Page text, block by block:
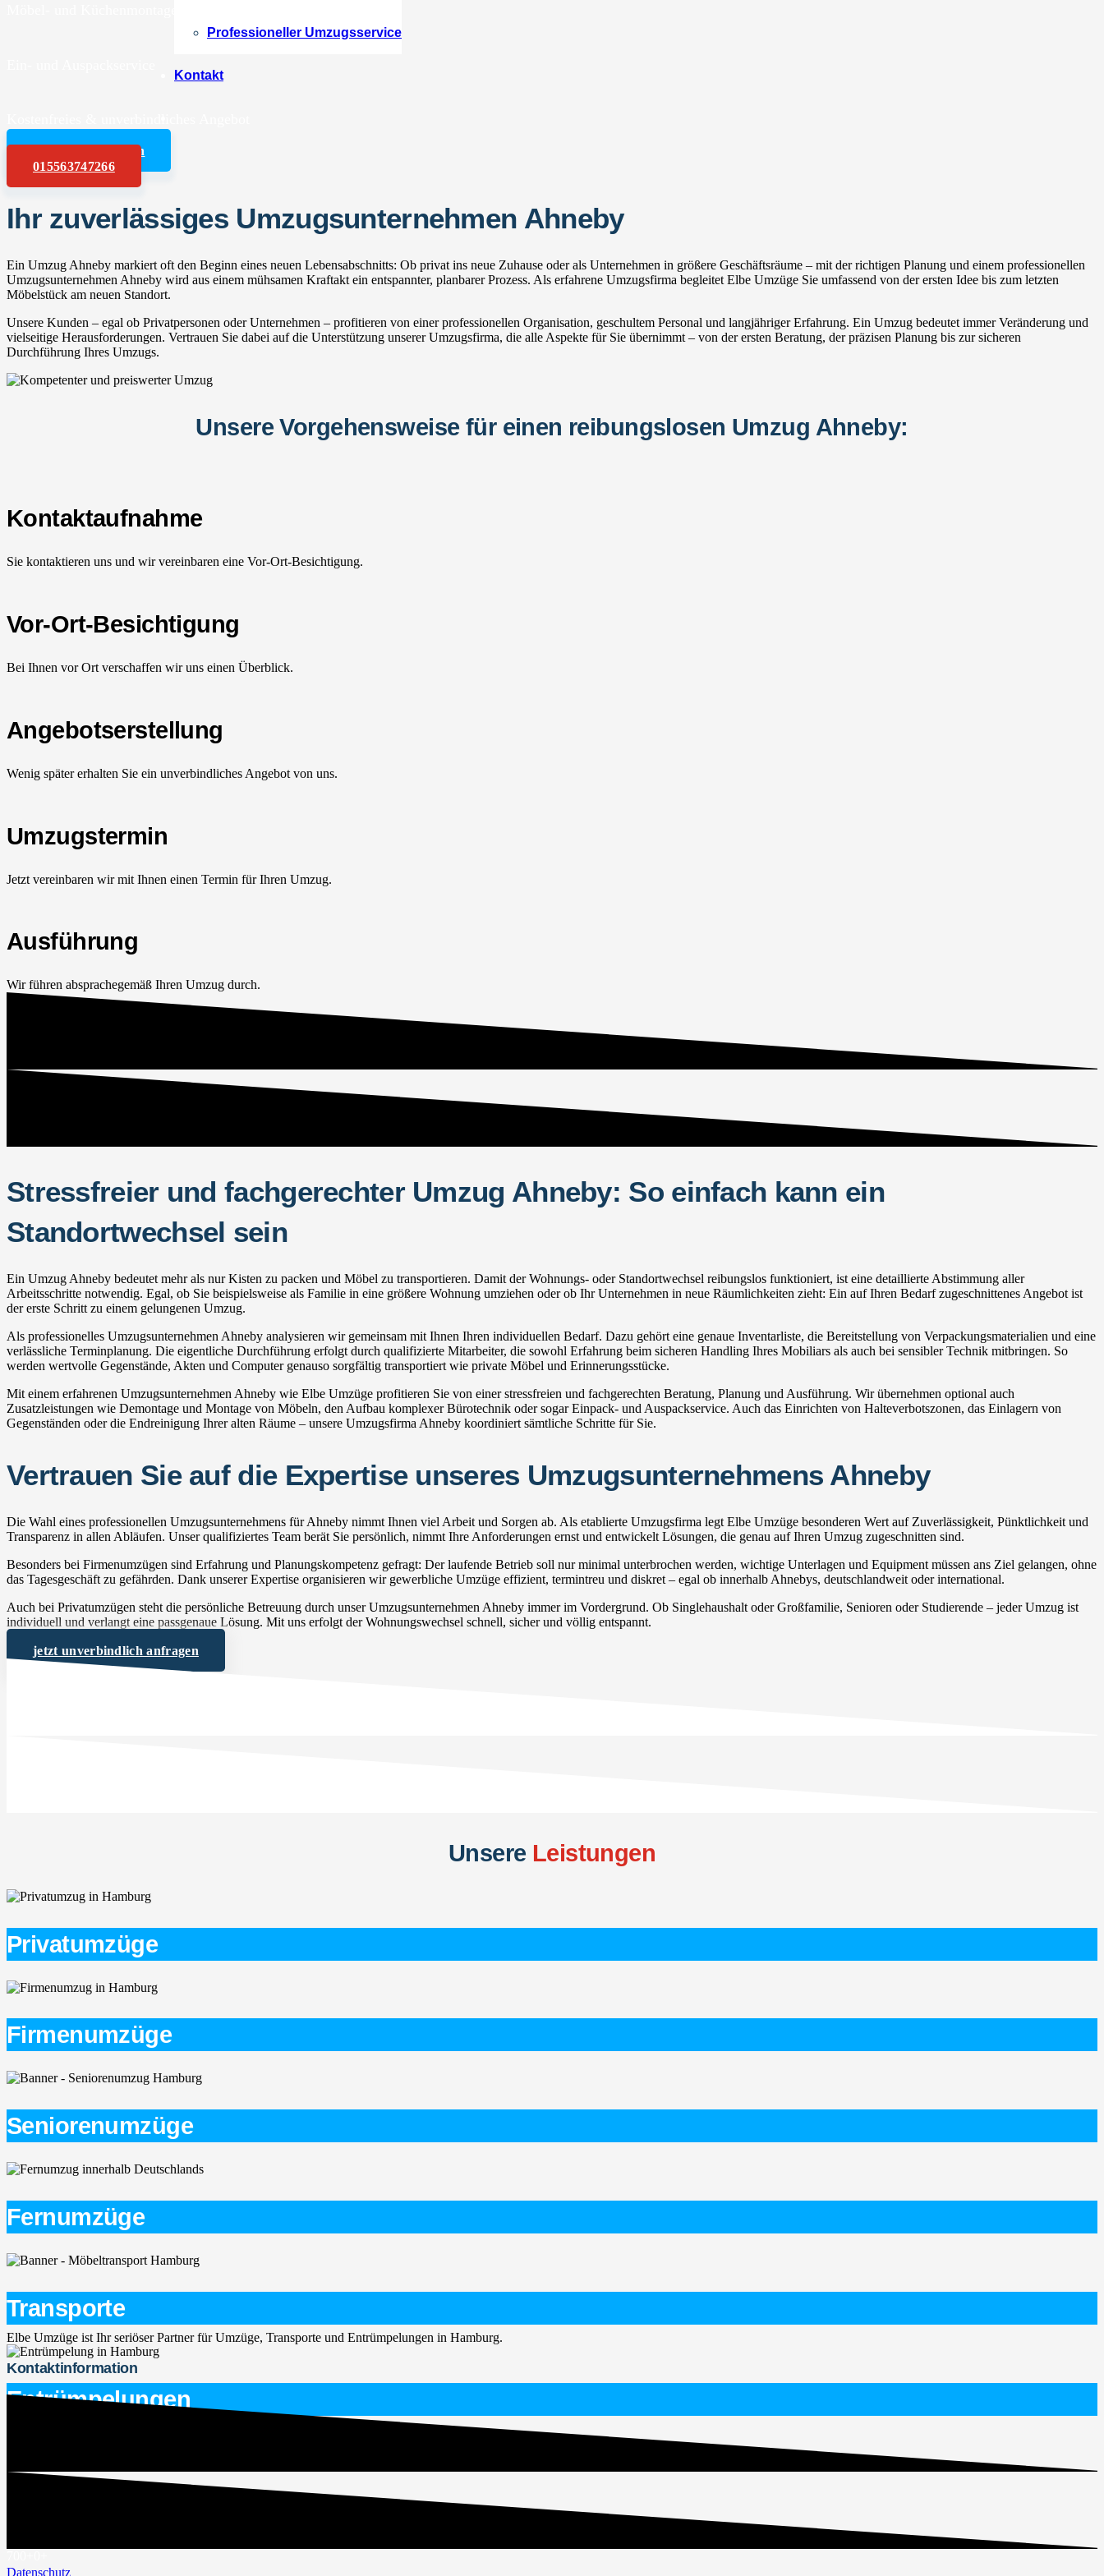
Professioneller Umzugsservice
Kontakt
Angebot anfordern
015563747266
Ihr zuverlässiges Umzugsunternehmen Ahneby
Ein Umzug Ahneby markiert oft den Beginn eines neuen Lebensabschnitts: Ob privat ins neue Zuhause oder als Unternehmen in größere Geschäftsräume – mit der richtigen Planung und einem professionellen
Umzugsunternehmen Ahneby wird aus einem mühsamen Kraftakt ein entspannter, planbarer Prozess. Als erfahrene Umzugsfirma begleitet Elbe Umzüge Sie umfassend von der ersten Idee bis zum letzten
Möbelstück am neuen Standort.
Unsere Kunden – egal ob Privatpersonen oder Unternehmen – profitieren von einer professionellen Organisation, geschultem Personal und langjähriger Erfahrung. Ein Umzug bedeutet immer Veränderung und
vielseitige Herausforderungen. Vertrauen Sie dabei auf die Unterstützung unserer Umzugsfirma, die alle Aspekte für Sie übernimmt – von der ersten Beratung, der präzisen Planung bis zur sicheren
Durchführung Ihres Umzugs.
Unsere Vorgehensweise für einen reibungslosen Umzug Ahneby:
Kontaktaufnahme
Sie kontaktieren uns und wir vereinbaren eine Vor-Ort-Besichtigung.
Vor-Ort-Besichtigung
Bei Ihnen vor Ort verschaffen wir uns einen Überblick.
Angebotserstellung
Wenig später erhalten Sie ein unverbindliches Angebot von uns.
Umzugstermin
Jetzt vereinbaren wir mit Ihnen einen Termin für Ihren Umzug.
Ausführung
Wir führen absprachegemäß Ihren Umzug durch.
Stressfreier und fachgerechter Umzug Ahneby: So einfach kann ein
Standortwechsel sein
Ein Umzug Ahneby bedeutet mehr als nur Kisten zu packen und Möbel zu transportieren. Damit der Wohnungs- oder Standortwechsel reibungslos funktioniert, ist eine detaillierte Abstimmung aller
Arbeitsschritte notwendig. Egal, ob Sie beispielsweise als Familie in eine größere Wohnung umziehen oder ob Ihr Unternehmen in neue Räumlichkeiten zieht: Ein auf Ihren Bedarf zugeschnittenes Angebot ist
der erste Schritt zu einem gelungenen Umzug.
Als professionelles Umzugsunternehmen Ahneby analysieren wir gemeinsam mit Ihnen Ihren individuellen Bedarf. Dazu gehört eine genaue Inventarliste, die Bereitstellung von Verpackungsmaterialien und eine
verlässliche Terminplanung. Die eigentliche Durchführung erfolgt durch qualifizierte Mitarbeiter, die sowohl Erfahrung beim sicheren Handling Ihres Mobiliars als auch bei sensibler Technik mitbringen. So
werden wertvolle Gegenstände, Akten und Computer genauso sorgfältig transportiert wie private Möbel und Erinnerungsstücke.
Mit einem erfahrenen Umzugsunternehmen Ahneby wie Elbe Umzüge profitieren Sie von einer stressfreien und fachgerechten Beratung, Planung und Ausführung. Wir übernehmen optional auch
Zusatzleistungen wie Demontage und Montage von Möbeln, den Aufbau komplexer Bürotechnik oder sogar Einpack- und Auspackservice. Auch das Einrichten von Halteverbotszonen, das Einlagern von
Gegenständen oder die Endreinigung Ihrer alten Räume – unsere Umzugsfirma Ahneby koordiniert sämtliche Schritte für Sie.
Vertrauen Sie auf die Expertise unseres Umzugsunternehmens Ahneby
Die Wahl eines professionellen Umzugsunternehmens für Ahneby nimmt Ihnen viel Arbeit und Sorgen ab. Als etablierte Umzugsfirma legt Elbe Umzüge besonderen Wert auf Zuverlässigkeit, Pünktlichkeit und
Transparenz in allen Abläufen. Unser qualifiziertes Team berät Sie persönlich, nimmt Ihre Anforderungen ernst und entwickelt Lösungen, die genau auf Ihren Umzug zugeschnitten sind.
Besonders bei Firmenumzügen sind Erfahrung und Planungskompetenz gefragt: Der laufende Betrieb soll nur minimal unterbrochen werden, wichtige Unterlagen und Equipment müssen ans Ziel gelangen, ohne
das Tagesgeschäft zu gefährden. Dank unserer Expertise organisieren wir gewerbliche Umzüge effizient, termintreu und diskret – egal ob innerhalb Ahnebys, deutschlandweit oder international.
Auch bei Privatumzügen steht die persönliche Betreuung durch unser Umzugsunternehmen Ahneby immer im Vordergrund. Ob Singlehaushalt oder Großfamilie, Senioren oder Studierende – jeder Umzug ist
individuell und verlangt eine passgenaue Lösung. Mit uns erfolgt der Wohnungswechsel schnell, sicher und völlig entspannt.
jetzt unverbindlich anfragen
Unsere Leistungen
Privatumzüge
Firmenumzüge
Seniorenumzüge
Fernumzüge
Transporte
Entrümpelungen
Elbe Umzüge ist Ihr seriöser Partner für Umzüge, Transporte und Entrümpelungen in Hamburg.
Kontaktinformation
service@elbe-umzuege.de
Datenschutz